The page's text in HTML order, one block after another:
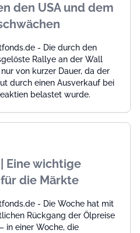
den USA und dem
- Die durch den
Rallye an der Wall
von kurzer Dauer, da der
durch einen Ausverkauf bei
belastet wurde.
Eine wichtige
die Märkte
- Die Woche hat mit
Rückgang der Ölpreise
in einer Woche, die